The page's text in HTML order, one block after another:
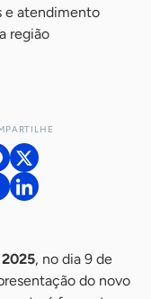
e atendimento
região
, no dia 9 de
do novo